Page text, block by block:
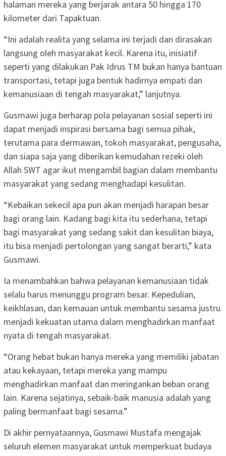
halaman mereka yang berjarak antara 50 hingga 170
kilometer dari Tapaktuan.
“Ini adalah realita yang selama ini terjadi dan dirasakan
langsung oleh masyarakat kecil. Karena itu, inisiatif
seperti yang dilakukan Pak Idrus TM bukan hanya bantuan
transportasi, tetapi juga bentuk hadirnya empati dan
kemanusiaan di tengah masyarakat,” lanjutnya.
Gusmawi juga berharap pola pelayanan sosial seperti ini
dapat menjadi inspirasi bersama bagi semua pihak,
terutama para dermawan, tokoh masyarakat, pengusaha,
dan siapa saja yang diberikan kemudahan rezeki oleh
Allah SWT agar ikut mengambil bagian dalam membantu
masyarakat yang sedang menghadapi kesulitan.
“Kebaikan sekecil apa pun akan menjadi harapan besar
bagi orang lain. Kadang bagi kita itu sederhana, tetapi
bagi masyarakat yang sedang sakit dan kesulitan biaya,
itu bisa menjadi pertolongan yang sangat berarti,” kata
Gusmawi.
Ia menambahkan bahwa pelayanan kemanusiaan tidak
selalu harus menunggu program besar. Kepedulian,
keikhlasan, dan kemauan untuk membantu sesama justru
menjadi kekuatan utama dalam menghadirkan manfaat
nyata di tengah masyarakat.
“Orang hebat bukan hanya mereka yang memiliki jabatan
atau kekayaan, tetapi mereka yang mampu
menghadirkan manfaat dan meringankan beban orang
lain. Karena sejatinya, sebaik-baik manusia adalah yang
paling bermanfaat bagi sesama.”
Di akhir pernyataannya, Gusmawi Mustafa mengajak
seluruh elemen masyarakat untuk memperkuat budaya